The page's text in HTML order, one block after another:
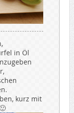
in Öl
kurz mit